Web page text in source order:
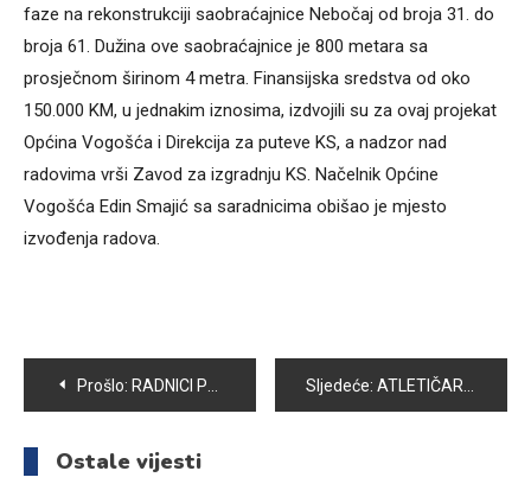
faze na rekonstrukciji saobraćajnice Nebočaj od broja 31. do
broja 61. Dužina ove saobraćajnice je 800 metara sa
prosječnom širinom 4 metra. Finansijska sredstva od oko
150.000 KM, u jednakim iznosima, izdvojili su za ovaj projekat
Općina Vogošća i Direkcija za puteve KS, a nadzor nad
radovima vrši Zavod za izgradnju KS. Načelnik Općine
Vogošća Edin Smajić sa saradnicima obišao je mjesto
izvođenja radova.
Navigacija
članaka
Prošlo: RADNICI PREDUZEĆA „PARK“ U VOGOŠĆI VRŠE UREĐENJE KROŠNJI STABALA Sljedeće: ATLETIČARI VOGOŠĆE ZABILJEŽILI ZAPAŽEN NASTUP NA MEĐUNARODNOM MITINGU U ČITLUKU
Ostale vijesti